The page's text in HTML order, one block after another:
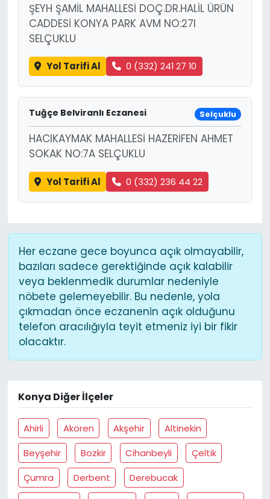
ŞEYH ŞAMİL MAHALLESİ DOÇ.DR.HALİL ÜRÜN
CADDESİ KONYA PARK AVM NO:27I
SELÇUKLU
Yol Tarifi Al 0 (332) 241 27 10
Tuğçe Belviranlı Eczanesi Selçuklu
HACIKAYMAK MAHALLESİ HAZERİFEN AHMET
SOKAK NO:7A SELÇUKLU
Yol Tarifi Al 0 (332) 236 44 22
Her eczane gece boyunca açık olmayabilir,
bazıları sadece gerektiğinde açık kalabilir
veya beklenmedik durumlar nedeniyle
nöbete gelemeyebilir. Bu nedenle, yola
çıkmadan önce eczanenin açık olduğunu
telefon aracılığıyla teyit etmeniz iyi bir fikir
olacaktır.
Konya Diğer İlçeler
Ahirli Akören Akşehir
Altinekin
Beyşehir
Bozkir Cihanbeyli
Çeltik
Çumra
Derbent
Derebucak